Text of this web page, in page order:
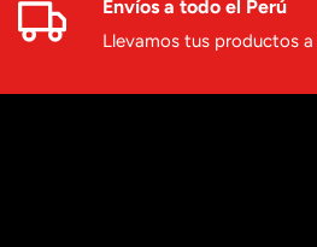
Envíos a todo el Perú
Llevamos tus productos a